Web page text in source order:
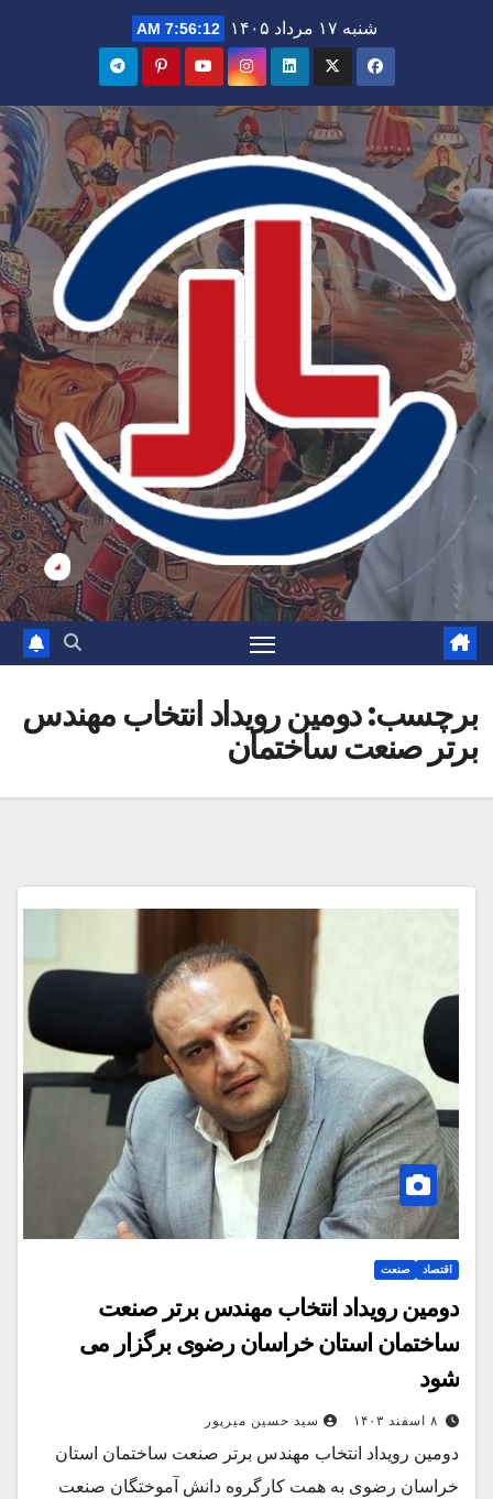
شنبه ۱۷ مرداد ۱۴۰۵ 7:56:13 AM
برچسب:دومین رویداد انتخاب مهندس
برتر صنعت ساختمان
اقتصاد صنعت
دومین رویداد انتخاب مهندس برتر صنعت
ساختمان استان خراسان رضوی برگزار می
شود
۸ اسفند ۱۴۰۳ سید حسین میرپور
دومین رویداد انتخاب مهندس برتر صنعت ساختمان استان
خراسان رضوی به همت کارگروه دانش آموختگان صنعت